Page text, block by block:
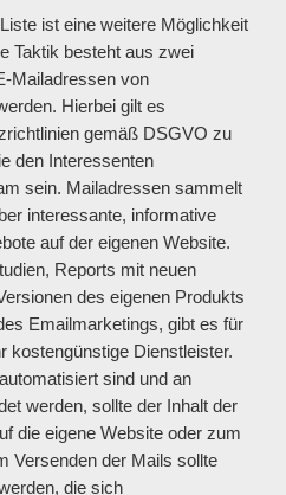
ist eine weitere Möglichkeit
Taktik besteht aus zwei
Mailadressen von
Hierbei gilt es
gemäß DSGVO zu
den Interessenten
sein. Mailadressen sammelt
interessante, informative
auf der eigenen Website.
Reports mit neuen
des eigenen Produkts
Emailmarketings, gibt es für
kostengünstige Dienstleister.
sind und an
werden, sollte der Inhalt der
die eigene Website oder zum
Versenden der Mails sollte
die sich